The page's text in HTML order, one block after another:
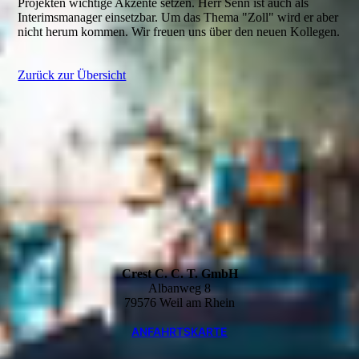
Projekten wichtige Akzente setzen. Herr Senn ist auch als
Interimsmanager einsetzbar. Um das Thema "Zoll" wird er aber
nicht herum kommen. Wir freuen uns über den neuen Kollegen.
Zurück zur Übersicht
Crest C. C. T. GmbH
Albanweg 8
79576 Weil am Rhein
ANFAHRTSKARTE